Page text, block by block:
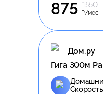
875 1550
₽/мес
Дом.ру
Гига 300м